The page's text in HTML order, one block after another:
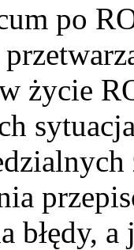
po
życie
błędy,